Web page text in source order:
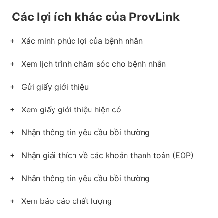
Các lợi ích khác của ProvLink
Xác minh phúc lợi của bệnh nhân
Xem lịch trình chăm sóc cho bệnh nhân
Gửi giấy giới thiệu
Xem giấy giới thiệu hiện có
Nhận thông tin yêu cầu bồi thường
Nhận giải thích về các khoản thanh toán (EOP)
Nhận thông tin yêu cầu bồi thường
Xem báo cáo chất lượng